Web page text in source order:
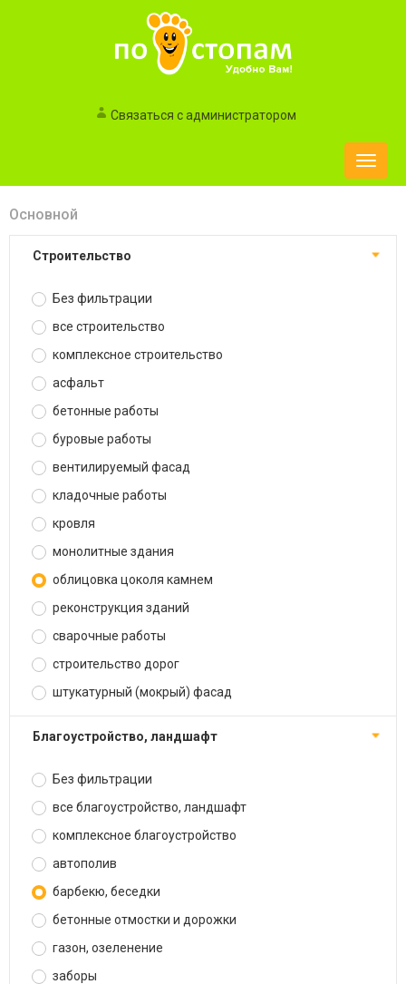
Связаться с администратором
Toggle
Основной
строительство
Без фильтрации
все строительство
комплексное строительство
асфальт
бетонные работы
буровые работы
вентилируемый фасад
кладочные работы
кровля
монолитные здания
облицовка цоколя камнем
реконструкция зданий
сварочные работы
строительство дорог
штукатурный (мокрый) фасад
благоустройство, ландшафт
Без фильтрации
все благоустройство, ландшафт
комплексное благоустройство
автополив
барбекю, беседки
бетонные отмостки и дорожки
газон, озеленение
заборы